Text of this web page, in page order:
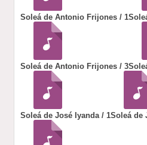
Soleá de Antonio Frijones / 1
Soleá de Antonio Frijones / 3
Soleá de José Iyanda / 1Soleá de